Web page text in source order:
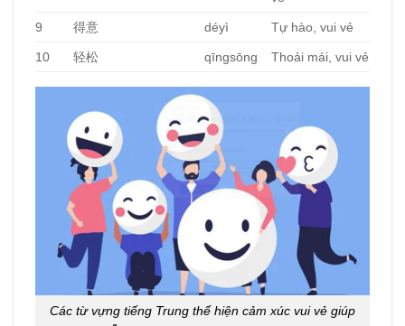
9 得意 déyì Tự hào, vui vẻ
10 轻松 qīngsōng Thoải mái, vui vẻ
Các từ vựng tiếng Trung thể hiện cảm xúc vui vẻ giúp